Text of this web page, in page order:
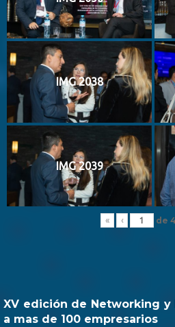
IMG 2038
IMG 2039
« ‹ de 4
XV edición de Networking y
a mas de 100 empresarios